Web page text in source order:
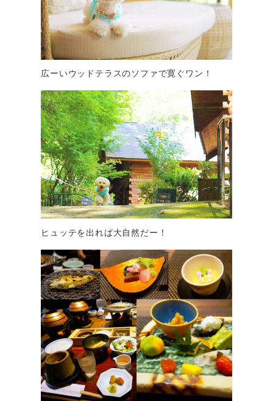
広ーいウッドテラスのソファで寛ぐワン！
ヒュッテを出れば大自然だー！